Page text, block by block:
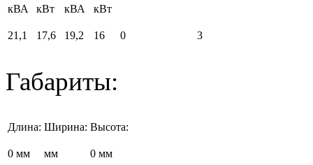
кВА
кВт кВА кВт
21,1 17,6 19,2 16 0 3
Габариты:
Длина: Ширина: Высота:
0 мм мм 0 мм